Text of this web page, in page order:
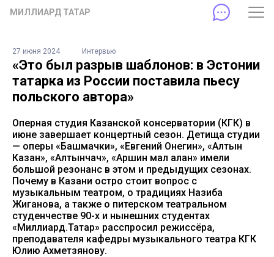
МИЛЛИАРД ТАТАР
27 июня 2024 Интервью
«Это был разрыв шаблонов: в Эстонии
татарка из России поставила пьесу
польского автора»
Оперная студия Казанской консерватории (КГК) в
июне завершает концертный сезон. Детища студии
— оперы «Башмачки», «Евгений Онегин», «Алтын
Казан», «Алтынчач», «Аршин мал алан» имели
большой резонанс в этом и предыдущих сезонах.
Почему в Казани остро стоит вопрос с
музыкальным театром, о традициях Назиба
Жиганова, а также о питерском театральном
студенчестве 90-х и нынешних студентах
«Миллиард.Татар» расспросил режиссёра,
преподавателя кафедры музыкального театра КГК
Юлию Ахметзянову.